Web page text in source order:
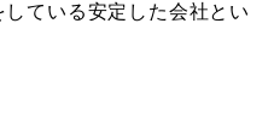
ている安定した会社とい